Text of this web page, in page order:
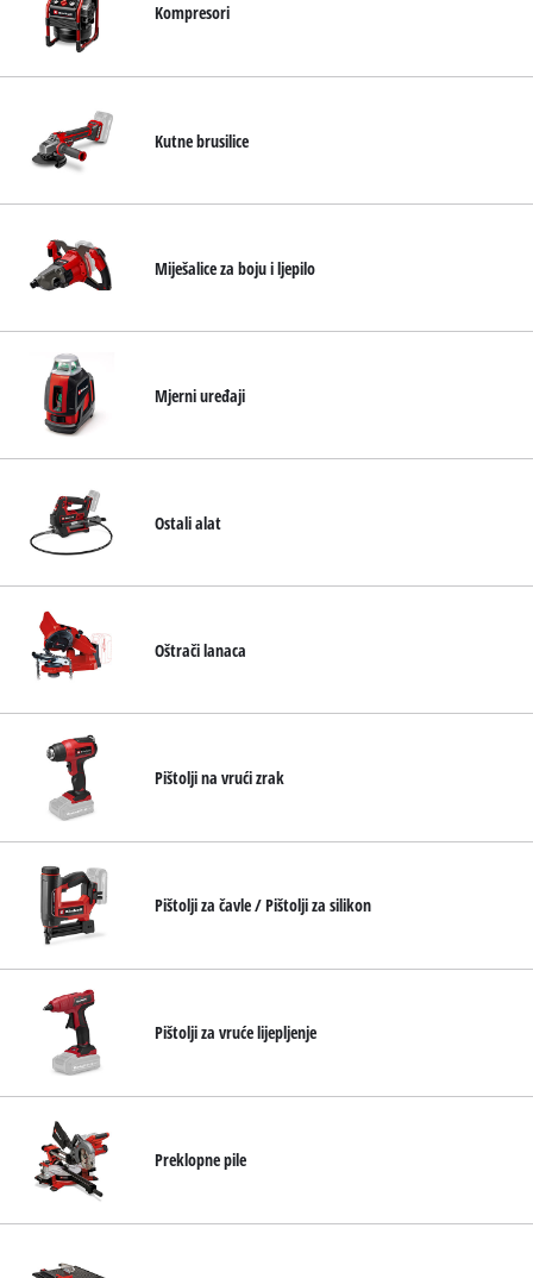
Kompresori
Kutne brusilice
Miješalice za boju i ljepilo
Mjerni uređaji
Ostali alat
Oštrači lanaca
Pištolji na vrući zrak
Pištolji za čavle / Pištolji za silikon
Pištolji za vruće lijepljenje
Preklopne pile